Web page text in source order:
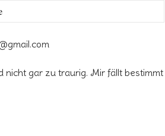
nicht gar zu traurig. Mir fällt bestimmt